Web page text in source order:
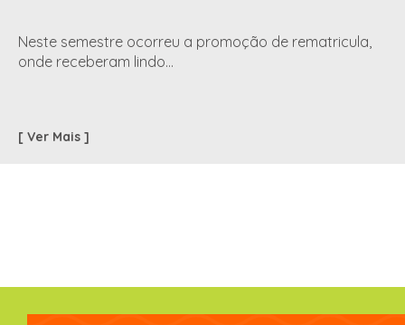
Neste semestre ocorreu a promoção de rematricula,
onde receberam lindo...
[ Ver Mais ]